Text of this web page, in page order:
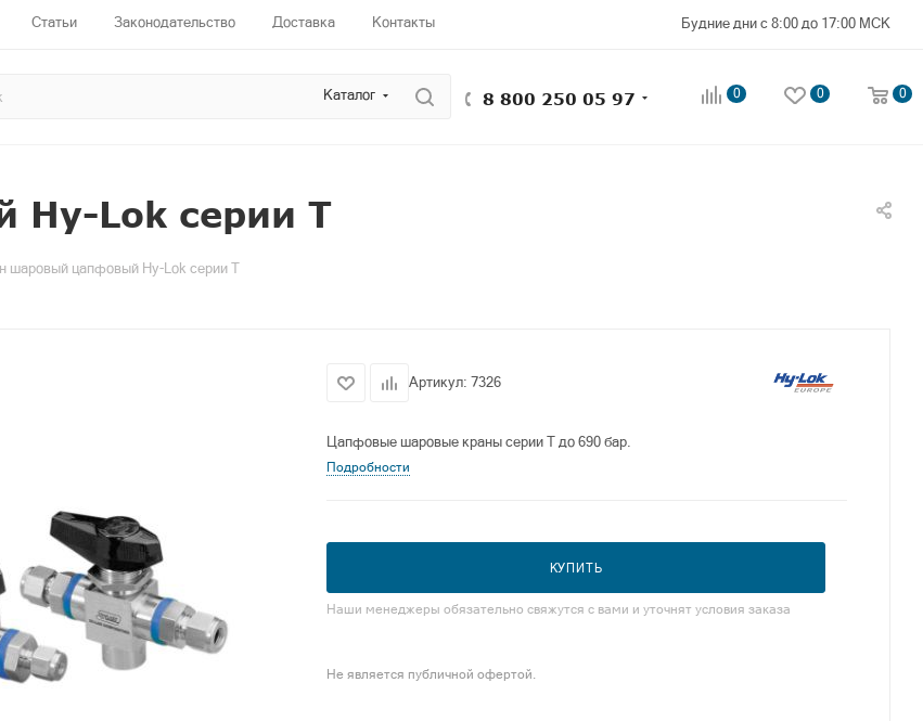
Статьи Законодательство Доставка Контакты Будние дни с 8:00 до 17:00 МСК
Каталог 8 800 250 05 97 0 0 0
Lok серии T
шаровый цапфовый Hy-Lok серии T
Артикул: 7326
Цапфовые шаровые краны серии Т до 690 бар.
Подробности
КУПИТЬ
Наши менеджеры обязательно свяжутся с вами и уточнят условия заказа
Не является публичной офертой.